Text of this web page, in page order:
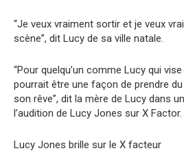
“Je veux vraiment sortir et je veux
scène”, dit Lucy de sa ville natale.
“Pour quelqu’un comme Lucy qui
pourrait être une façon de prendre
son rêve”, dit la mère de Lucy dans
l’audition de Lucy Jones sur X Factor.
Lucy Jones brille sur le X facteur